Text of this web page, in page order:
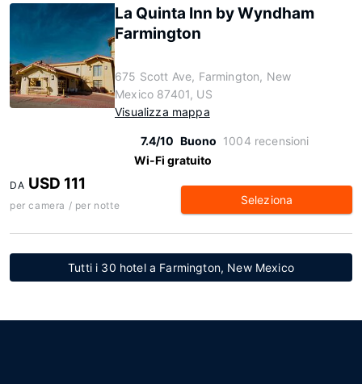
La Quinta Inn by Wyndham
Farmington
675 Scott Ave, Farmington, New
Mexico 87401, US
Visualizza mappa
7.4/10 Buono 1004 recensioni
Wi-Fi gratuito
DA USD 111
per camera / per notte Seleziona
Tutti i 30 hotel a Farmington, New Mexico